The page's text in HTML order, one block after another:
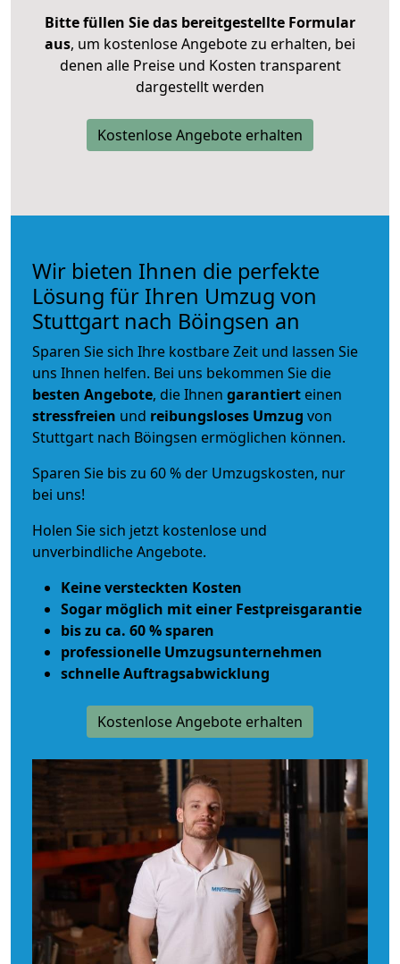
Bitte füllen Sie das bereitgestellte Formular
aus, um kostenlose Angebote zu erhalten, bei
denen alle Preise und Kosten transparent
dargestellt werden
Kostenlose Angebote erhalten
Wir bieten Ihnen die perfekte
Lösung für Ihren Umzug von
Stuttgart nach Böingsen an
Sparen Sie sich Ihre kostbare Zeit und lassen Sie
uns Ihnen helfen. Bei uns bekommen Sie die
besten Angebote, die Ihnen garantiert einen
stressfreien und reibungsloses Umzug von
Stuttgart nach Böingsen ermöglichen können.
Sparen Sie bis zu 60 % der Umzugskosten, nur
bei uns!
Holen Sie sich jetzt kostenlose und
unverbindliche Angebote.
Keine versteckten Kosten
Sogar möglich mit einer Festpreisgarantie
bis zu ca. 60 % sparen
professionelle Umzugsunternehmen
schnelle Auftragsabwicklung
Kostenlose Angebote erhalten